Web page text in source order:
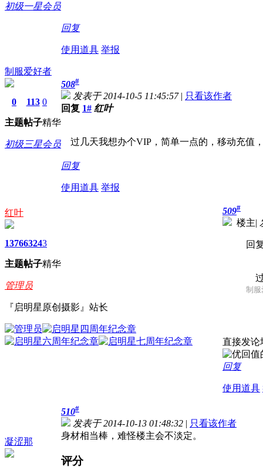
初级一星会员
回复
使用道具 举报
制服爱好者
0
主题
113
帖子
0
精华
初级三星会员
508#
发表于 2014-10-5 11:45:57 | 只看该作者
回复 1# 红叶
过几天我想办个VIP，简单一点的，移动充值
回复
使用道具 举报
红叶
1376
主题
6324
帖子
3
精华
管理员
『启明星原创摄影』站长
509#
楼主|
回
过
制服
直接发论
回复
使用道具
凝涩那
510#
发表于 2014-10-13 01:48:32 | 只看该作者
身材相当棒，难怪楼主会不淡定。
评分